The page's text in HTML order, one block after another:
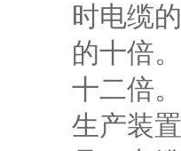
时电缆
的十倍
十二倍
生产装